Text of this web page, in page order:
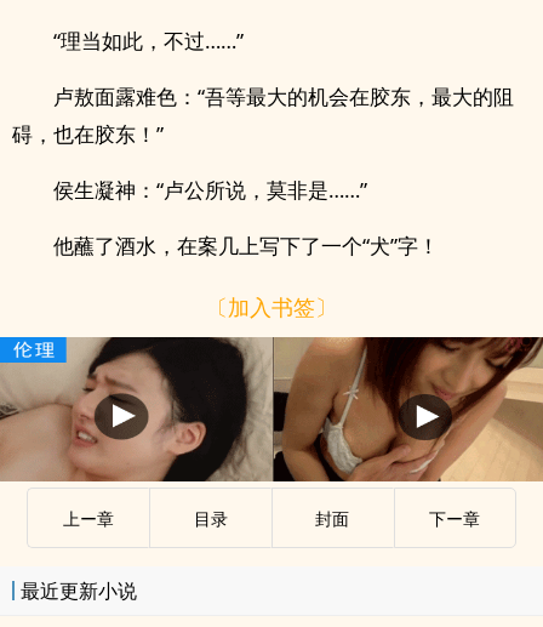
“理当如此，不过……”
卢敖面露难色：“吾等最大的机会在胶东，最大的阻
碍，也在胶东！”
侯生凝神：“卢公所说，莫非是……”
他蘸了酒水，在案几上写下了一个“犬”字！
〔加入书签〕
上ー章 目录 封面 下ー章
最近更新小说